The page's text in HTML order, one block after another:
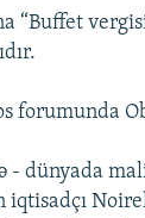
“Buffet
forumunda
- dünyada
iqtisadçı